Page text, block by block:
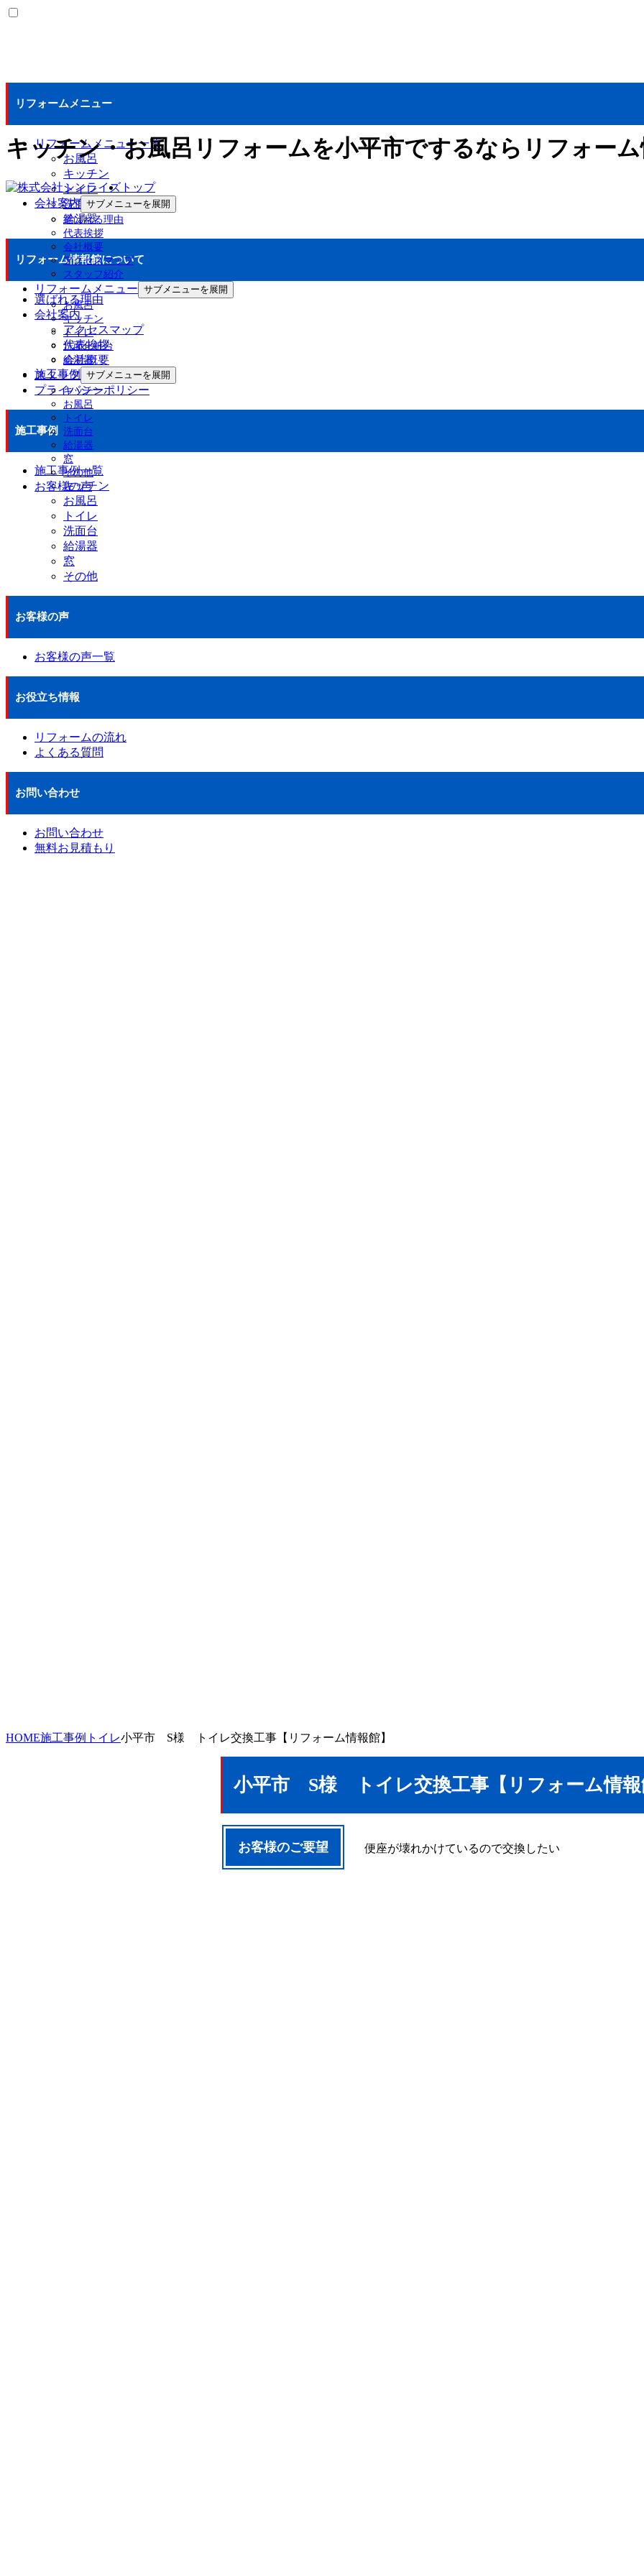
キッチン・お風呂リフォームを小平市でするならリフォー
トップ
会社案内 サブメニューを展開
選ばれる理由
代表挨拶
会社概要
アクセスマップ
スタッフ紹介
リフォームメニュー サブメニューを展開
お風呂
キッチン
トイレ
洗面化粧台
給湯器
施工事例
サブメニューを展開
キッチン
お風呂
トイレ
洗面台
給湯器
窓
その他
お客様の声
リフォームメニュー
リフォームメニュー一覧
お風呂
キッチン
トイレ
洗面化粧台
給湯器
リフォーム情報館について
選ばれる理由
会社案内
アクセスマップ
代表挨拶
会社概要
スタッフ紹介
プライバシーポリシー
施工事例
施工事例一覧
キッチン
お風呂
トイレ
洗面台
給湯器
窓
その他
お客様の声
お客様の声一覧
お役立ち情報
リフォームの流れ
よくある質問
お問い合わせ
お問い合わせ
無料お見積もり
HOME施工事例 トイレ小平市 S様 トイレ交換工事【リフォーム情報館】
小平市 S様 トイレ交換工事【リフォーム情報
お客様のご要望 便座が壊れかけているので交換したい